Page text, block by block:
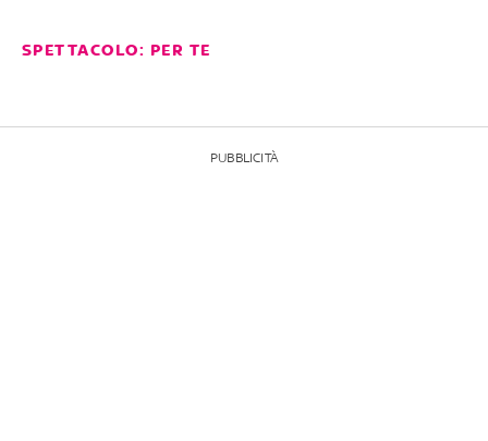
SPETTACOLO: PER TE
PUBBLICITÀ